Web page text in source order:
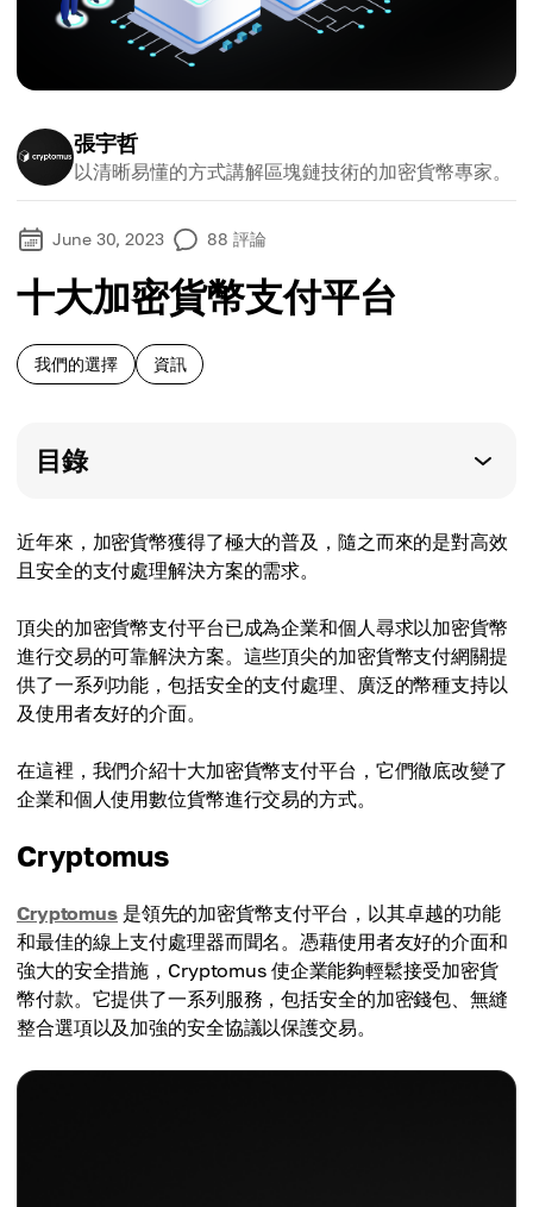
張宇哲
以清晰易懂的方式講解區塊鏈技術的加密貨幣專家。
June 30, 2023 88 評論
十大加密貨幣支付平台
我們的選擇 資訊
目錄
近年來，加密貨幣獲得了極大的普及，隨之而來的是對高效
且安全的支付處理解決方案的需求。
頂尖的加密貨幣支付平台已成為企業和個人尋求以加密貨幣
進行交易的可靠解決方案。這些頂尖的加密貨幣支付網關提
供了一系列功能，包括安全的支付處理、廣泛的幣種支持以
及使用者友好的介面。
在這裡，我們介紹十大加密貨幣支付平台，它們徹底改變了
企業和個人使用數位貨幣進行交易的方式。
Cryptomus
Cryptomus是領先的加密貨幣支付平台，以其卓越的功能
和最佳的線上支付處理器而聞名。憑藉使用者友好的介面和
強大的安全措施，Cryptomus 使企業能夠輕鬆接受加密貨
幣付款。它提供了一系列服務，包括安全的加密錢包、無縫
整合選項以及加強的安全協議以保護交易。